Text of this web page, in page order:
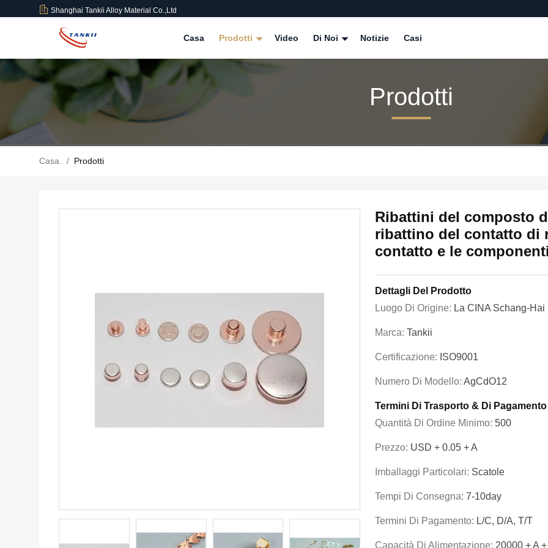
Shanghai Tankii Alloy Material Co.,Ltd
Casa Prodotti Video Di Noi Notizie Casi
Prodotti
Casa. / Prodotti
Ribattini del composto
ribattino del contatto di
contatto e le
Dettagli Del Prodotto
Luogo Di Origine: La CINA Schang-Hai
Marca: Tankii
Certificazione: ISO9001
Numero Di Modello: AgCdO12
Termini Di Trasporto & Di Pagamento
Quantità Di Ordine Minimo: 500
Prezzo: USD + 0.05 + A
Imballaggi Particolari: Scatole
Tempi Di Consegna: 7-10day
Termini Di Pagamento: L/C, D/A, T/T
Capacità Di Alimentazione: 20000 + A